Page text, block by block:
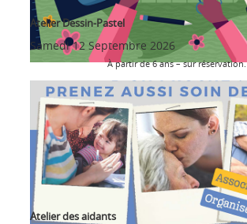
Atelier Dessin-Pastel
Samedi 12 Septembre 2026
À partir de 6 ans – sur réservation.
Atelier des aidants